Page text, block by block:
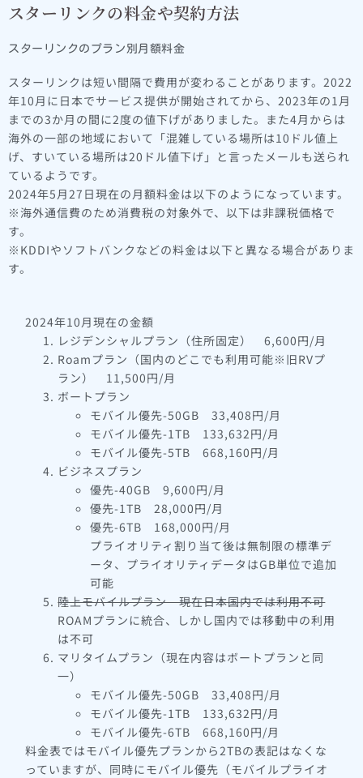
スターリンクの料金や契約方法
スターリンクのプラン別月額料金
スターリンクは短い間隔で費用が変わることがあります。2022
年10月に日本でサービス提供が開始されてから、2023年の1月
までの3か月の間に2度の値下げがありました。また4月からは
海外の一部の地域において「混雑している場所は10ドル値上
げ、すいている場所は20ドル値下げ」と言ったメールも送られ
ているようです。
2024年5月27日現在の月額料金は以下のようになっています。
※海外通信費のため消費税の対象外で、以下は非課税価格で
す。
※KDDIやソフトバンクなどの料金は以下と異なる場合がありま
す。
2024年10月現在の金額
レジデンシャルプラン（住所固定） 6,600円/月
Roamプラン（国内のどこでも利用可能※旧RVプ
ラン） 11,500円/月
ボートプラン
モバイル優先-50GB 33,408円/月
モバイル優先-1TB 133,632円/月
モバイル優先-5TB 668,160円/月
ビジネスプラン
優先-40GB 9,600円/月
優先-1TB 28,000円/月
優先-6TB 168,000円/月
プライオリティ割り当て後は無制限の標準デ
ータ、プライオリティデータはGB単位で追加
可能
陸上モバイルプラン 現在日本国内では利用不可
ROAMプランに統合、しかし国内では移動中の利用
は不可
マリタイムプラン（現在内容はボートプランと同
一）
モバイル優先-50GB 33,408円/月
モバイル優先-1TB 133,632円/月
モバイル優先-6TB 668,160円/月
料金表ではモバイル優先プランから2TBの表記はなくな
っていますが、同時にモバイル優先（モバイルプライオ